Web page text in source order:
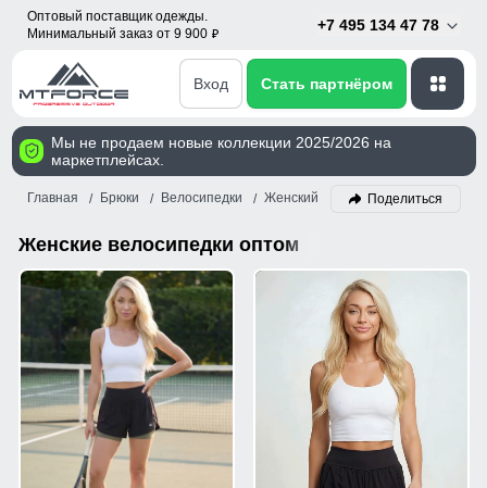
Оптовый поставщик одежды.
Минимальный заказ от 9 900 p
+7 495 134 47 78
Вход Стать партнёром
Мы не продаем новые коллекции 2025/2026 на
маркетплейсах.
Главная Брюки Велосипедки Женский Поделиться
Женские велосипедки оптом